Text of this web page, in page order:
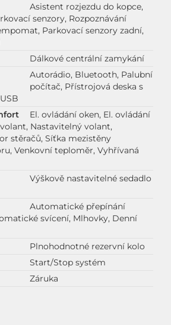
Asistent rozjezdu do kopce,
senzory, Rozpoznávání
Parkovací senzory zadní,
Dálkové centrální zamykání
Autorádio, Bluetooth, Palubní
počítač, Přístrojová deska s
El. ovládání oken, El. ovládání
Nastavitelný volant,
stěračů, Síťka mezistěny
Venkovní teploměr, Vyhřívaná
Výškově nastavitelné sedadlo
Automatické přepínání
svícení, Mlhovky, Denní
Plnohodnotné rezervní kolo
Start/Stop systém
Záruka